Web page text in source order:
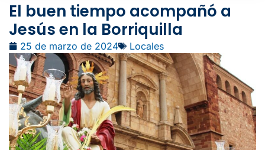
El buen tiempo acompañó a
Jesús en la Borriquilla
25 de marzo de 2024 Locales